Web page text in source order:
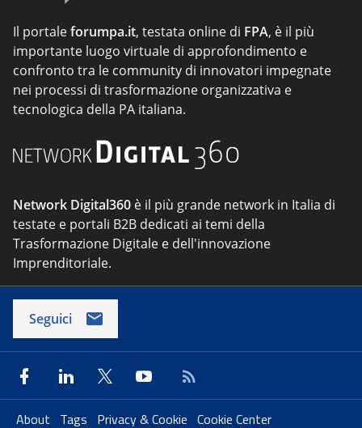
Il portaleforumpa.it, testata online di FPA, è il più
importante luogo virtuale di approfondimento e
confronto tra le community di innovatori impegnate
nei processi di trasformazione organizzativa e
tecnologica della PA italiana.
Network Digital360 è il più grande network in Italia di
testate e portali B2B dedicati ai temi della
Trasformazione Digitale e dell'innovazione
Imprenditoriale.
Seguici
About Tags Privacy & Cookie Cookie Center